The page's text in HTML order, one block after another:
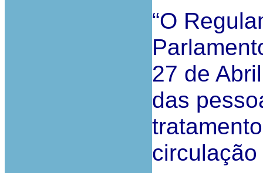
“O
27 de
das